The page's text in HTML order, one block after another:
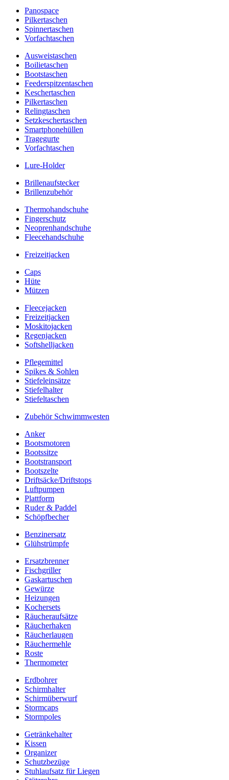
Panospace
Pilkertaschen
Spinnertaschen
Vorfachtaschen
Ausweistaschen
Boilietaschen
Bootstaschen
Feederspitzentaschen
Keschertaschen
Pilkertaschen
Relingtaschen
Setzkeschertaschen
Smartphonehüllen
Tragegurte
Vorfachtaschen
Lure-Holder
Brillenaufstecker
Brillenzubehör
Thermohandschuhe
Fingerschutz
Neoprenhandschuhe
Fleecehandschuhe
Freizeitjacken
Caps
Hüte
Mützen
Fleecejacken
Freizeitjacken
Moskitojacken
Regenjacken
Softshelljacken
Pflegemittel
Spikes & Sohlen
Stiefeleinsätze
Stiefelhalter
Stiefeltaschen
Zubehör Schwimmwesten
Anker
Bootsmotoren
Bootssitze
Bootstransport
Bootszelte
Driftsäcke/Driftstops
Luftpumpen
Plattform
Ruder & Paddel
Schöpfbecher
Benzinersatz
Glühstrümpfe
Ersatzbrenner
Fischgriller
Gaskartuschen
Gewürze
Heizungen
Kochersets
Räucheraufsätze
Räucherhaken
Räucherlaugen
Räuchermehle
Roste
Thermometer
Erdbohrer
Schirmhalter
Schirmüberwurf
Stormcaps
Stormpoles
Getränkehalter
Kissen
Organizer
Schutzbezüge
Stuhlaufsatz für Liegen